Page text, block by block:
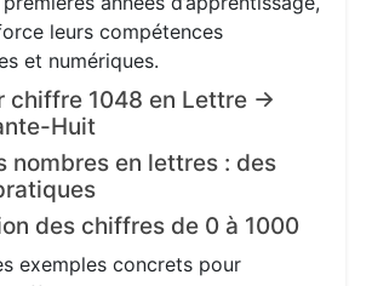
leurs compétences
et numériques.
chiffre 1048 en Lettre →
Huit
nombres en lettres : des
des chiffres de 0 à 1000
exemples concrets pour